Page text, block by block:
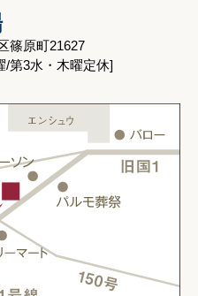
篠原町21627
/第3水・木曜定休]